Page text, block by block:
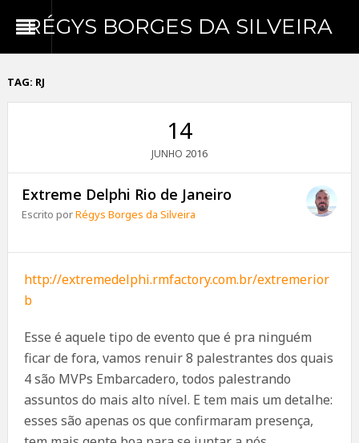
RÉGYS BORGES DA SILVEIRA
TAG: RJ
14
JUNHO 2016
Extreme Delphi Rio de Janeiro
Escrito porRégys Borges da Silveira
http://extremedelphi.rmfactory.com.br/extremerior
b
Esse é aquele tipo de evento que é pra ninguém
ficar de fora, vamos renuir 8 palestrantes dos quais
4 são MVPs Embarcadero, todos palestrando
assuntos do mais alto nível. E tem mais um detalhe:
esses são apenas os que confirmaram presença,